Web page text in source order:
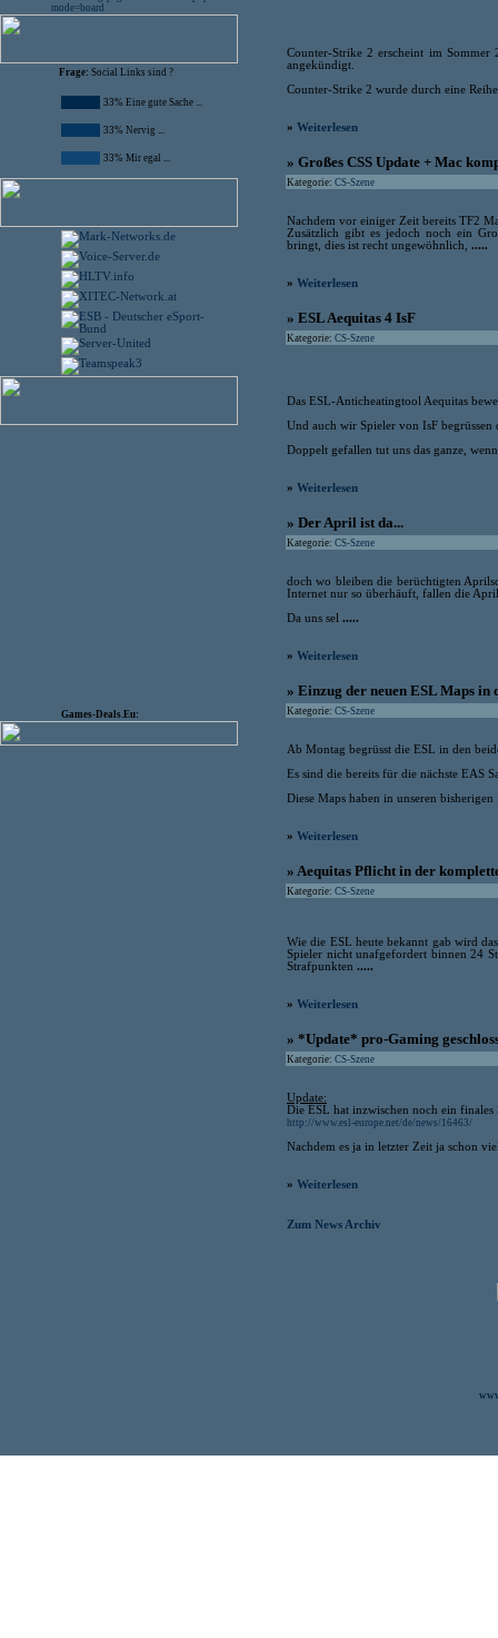
Frage: Social Links sind ?
33% Eine gute Sache ...
33% Nervig ...
33% Mir egal ...
Games-Deals.Eu:
Counter-Strike 2 erscheint im
angekündigt.
Counter-Strike 2 wurde durch eine
» Weiterlesen
» Großes CSS Update + Mac
Kategorie: CS-Szene
Nachdem vor einiger Zeit bereits TF2
Zusätzlich gibt es jedoch noch ein
bringt, dies ist recht ungewöhnlich, .....
» Weiterlesen
» ESL Aequitas 4 IsF
Kategorie: CS-Szene
Das ESL-Anticheatingtool Aequitas
Und auch wir Spieler von IsF begrüssen
Doppelt gefallen tut uns das ganze,
» Weiterlesen
» Der April ist da...
Kategorie: CS-Szene
doch wo bleiben die berüchtigten
Internet nur so überhäuft, fallen die
Da uns sel .....
» Weiterlesen
» Einzug der neuen ESL Maps in
Kategorie: CS-Szene
Ab Montag begrüsst die ESL in den
Es sind die bereits für die nächste EAS
Diese Maps haben in unseren
» Weiterlesen
» Aequitas Pflicht in der
Kategorie: CS-Szene
Wie die ESL heute bekannt gab wird
Spieler nicht unafgefordert binnen 24
Strafpunkten .....
» Weiterlesen
» *Update* pro-Gaming
Kategorie: CS-Szene
Update:
Die ESL hat inzwischen noch ein
http://www.esl-europe.net/de/news/16463/
Nachdem es ja in letzter Zeit ja schon
» Weiterlesen
Zum News Archiv